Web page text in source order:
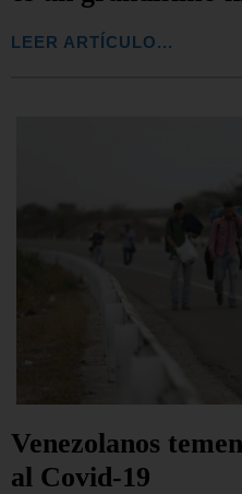
LEER ARTÍCULO...
Venezolanos
al Covid-19